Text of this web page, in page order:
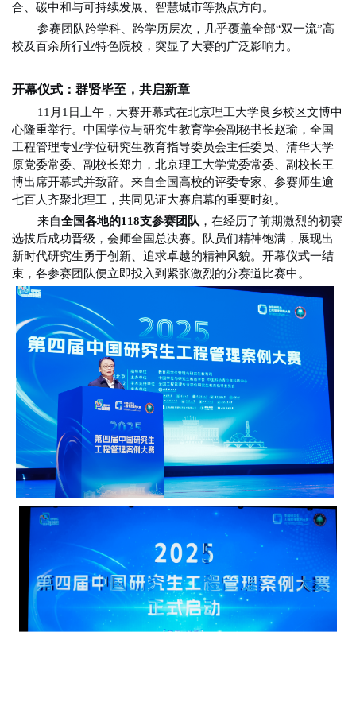
合、碳中和与可持续发展、智慧城市等热点方向。
参赛团队跨学科、跨学历层次，几乎覆盖全部“双一流”高
校及百余所行业特色院校，突显了大赛的广泛影响力。
开幕仪式：群贤毕至，共启新章
11月1日上午，大赛开幕式在北京理工大学良乡校区文博中
心隆重举行。中国学位与研究生教育学会副秘书长赵瑜，全国
工程管理专业学位研究生教育指导委员会主任委员、清华大学
原党委常委、副校长郑力，北京理工大学党委常委、副校长王
博出席开幕式并致辞。来自全国高校的评委专家、参赛师生逾
七百人齐聚北理工，共同见证大赛启幕的重要时刻。
来自全国各地的118支参赛团队 ，在经历了前期激烈的初赛
选拔后成功晋级，会师全国总决赛。队员们精神饱满，展现出
新时代研究生勇于创新、追求卓越的精神风貌。开幕仪式一结
束，各参赛团队便立即投入到紧张激烈的分赛道比赛中。